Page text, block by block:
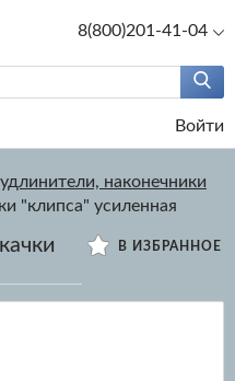
8(800)201-41-04
Войти
наконечники
"клипса" усиленная
В ИЗБРАННОЕ